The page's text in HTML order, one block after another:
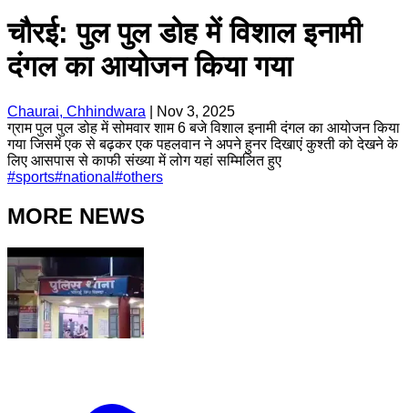
चौरई: पुल पुल डोह में विशाल इनामी
दंगल का आयोजन किया गया
Chaurai, Chhindwara
Nov 3, 2025
ग्राम पुल पुल डोह में सोमवार शाम 6 बजे विशाल इनामी दंगल का आयोजन किया
गया जिसमें एक से बढ़कर एक पहलवान ने अपने हुनर दिखाएं कुश्ती को देखने के
लिए आसपास से काफी संख्या में लोग यहां सम्मिलित हुए
#sports#national #others
MORE NEWS